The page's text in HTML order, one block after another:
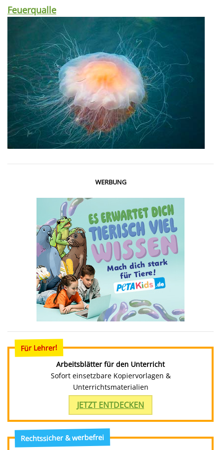
Feuerqualle
WERBUNG
Für Lehrer!
Arbeitsblätter für den Unterricht
Sofort einsetzbare Kopiervorlagen &
Unterrichtsmaterialien
JETZT ENTDECKEN
Rechtssicher & werbefrei